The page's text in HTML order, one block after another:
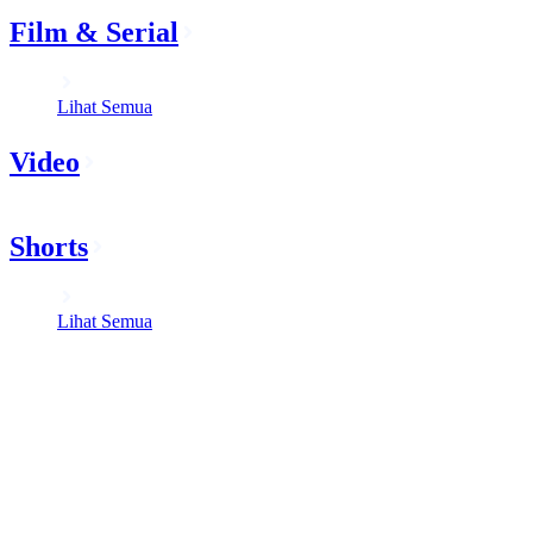
Film & Serial
Lihat Semua
Video
Shorts
Lihat Semua